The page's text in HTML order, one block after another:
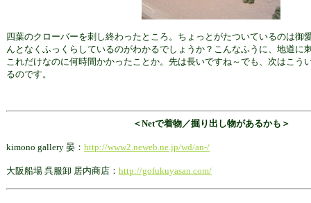
四葉のクローバーを刺し終わったところ。ちょっとがたついているのは御
んとなくふっくらしているのがわかるでしょうか？こんなふうに、地道に
これだけなのに何時間かかったことか。先は長いですね～でも、次はこう
るのです。
＜Netで着物／掘り出し物があるかも＞
kimono gallery 晏： http://www2.neweb.ne.jp/wd/an-/
大阪船場 呉服卸 居内商店： http://gofukuyasan.com/